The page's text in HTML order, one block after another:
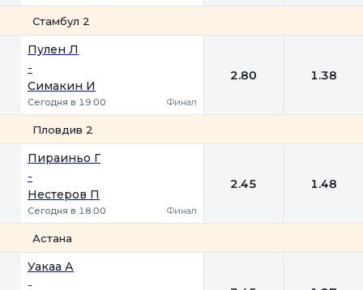
Стамбул 2
Пулен Л
-
Симакин И
Сегодня в 19:00 Финал
2.80 1.38
Пловдив 2
Пираиньо Г
-
Нестеров П
Сегодня в 18:00 Финал
2.45 1.48
Астана
Уакаа А
-